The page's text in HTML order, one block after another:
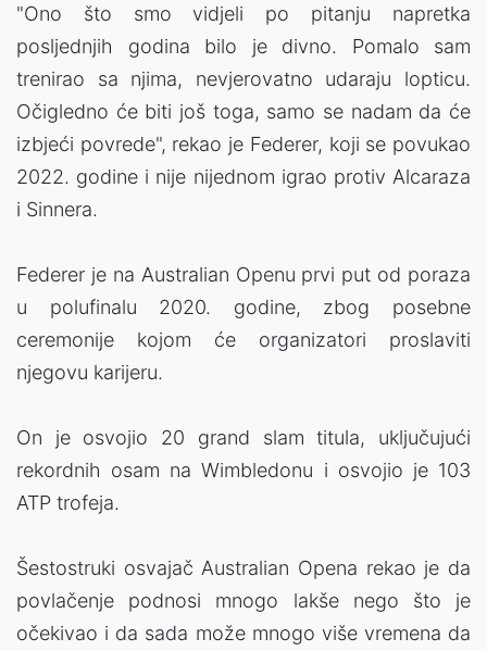
"Ono što smo vidjeli po pitanju napretka
posljednjih godina bilo je divno. Pomalo sam
trenirao sa njima, nevjerovatno udaraju lopticu.
Očigledno će biti još toga, samo se nadam da će
izbjeći povrede", rekao je Federer, koji se povukao
2022. godine i nije nijednom igrao protiv Alcaraza
i Sinnera.
Federer je na Australian Openu prvi put od poraza
u polufinalu 2020. godine, zbog posebne
ceremonije kojom će organizatori proslaviti
njegovu karijeru.
On je osvojio 20 grand slam titula, uključujući
rekordnih osam na Wimbledonu i osvojio je 103
ATP trofeja.
Šestostruki osvajač Australian Opena rekao je da
povlačenje podnosi mnogo lakše nego što je
očekivao i da sada može mnogo više vremena da